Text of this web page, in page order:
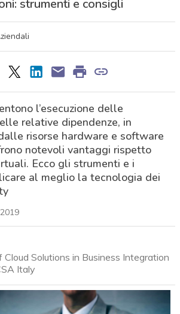
strumenti e consigli
l’esecuzione delle
relative dipendenze, in
risorse hardware e software
notevoli vantaggi rispetto
Ecco gli strumenti e i
al meglio la tecnologia dei
Cloud Solutions in Business Integration
Italy